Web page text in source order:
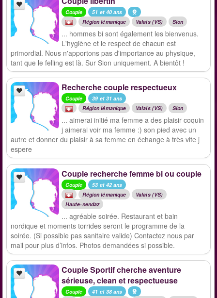
Couple
51 et 40 ans
Région lémanique
Valais (VS) Sion
... hommes bi sont également les bienvenus.
L'hygiène et le respect de chacun est
primordial. Nous n'apportons pas d'importance au physique,
tant que le felling est là. Sur Sion uniquement. A bientôt !
Recherche couple respectueux
Couple
39 et 31 ans
Région lémanique
Valais (VS) Sion
... aimerai initié ma femme a des plaisir coquin
j aimerai voir ma femme :) son pied avec un
autre et donner du plaisir à sa femme en échange à très vite j
espere
Couple recherche femme bi ou couple
Couple
53 et 42 ans
Région lémanique
Valais (VS)
Haute-nendaz
... agréable soirée. Restaurant et bain
nordique et moments torrides seront le programme de la
soirée. (Si possible pas sanitaire valide) Contactez nous par
mail pour plus d’infos. Photos demandées si possible.
Couple Sportif cherche aventure
sérieuse, clean et respectueuse
Couple
41 et 38 ans